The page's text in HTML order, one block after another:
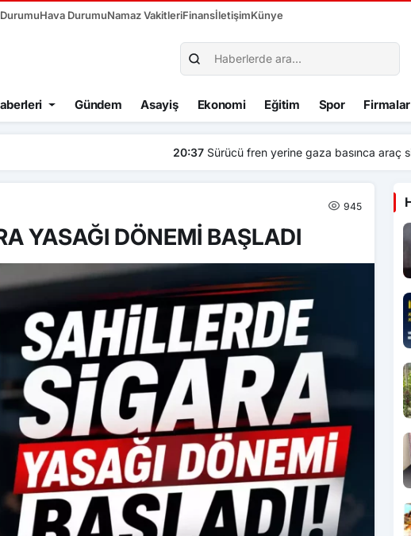
Hava DurumuNamaz VakitleriFinansİletişimKünye
Gündem Asayiş Ekonomi Eğitim Spor Firmalar
yerine gaza basınca araç site duvarından aşağı uçtu: 1’i çocuk 3 yaralı
945
YASAĞI DÖNEMİ BAŞLADI